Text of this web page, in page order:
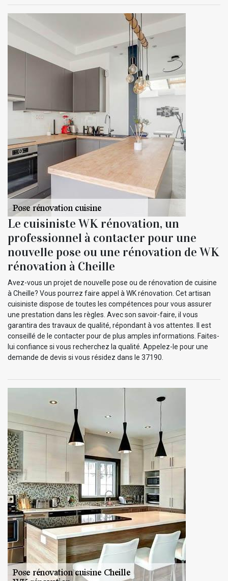
Le cuisiniste WK rénovation, un
professionnel à contacter pour une
nouvelle pose ou une rénovation de WK
rénovation à Cheille
Avez-vous un projet de nouvelle pose ou de rénovation de cuisine
à Cheille? Vous pourrez faire appel à WK rénovation. Cet artisan
cuisiniste dispose de toutes les compétences pour vous assurer
une prestation dans les règles. Avec son savoir-faire, il vous
garantira des travaux de qualité, répondant à vos attentes. Il est
conseillé de le contacter pour de plus amples informations. Faites-
lui confiance si vous recherchez la qualité. Appelez-le pour une
demande de devis si vous résidez dans le 37190.